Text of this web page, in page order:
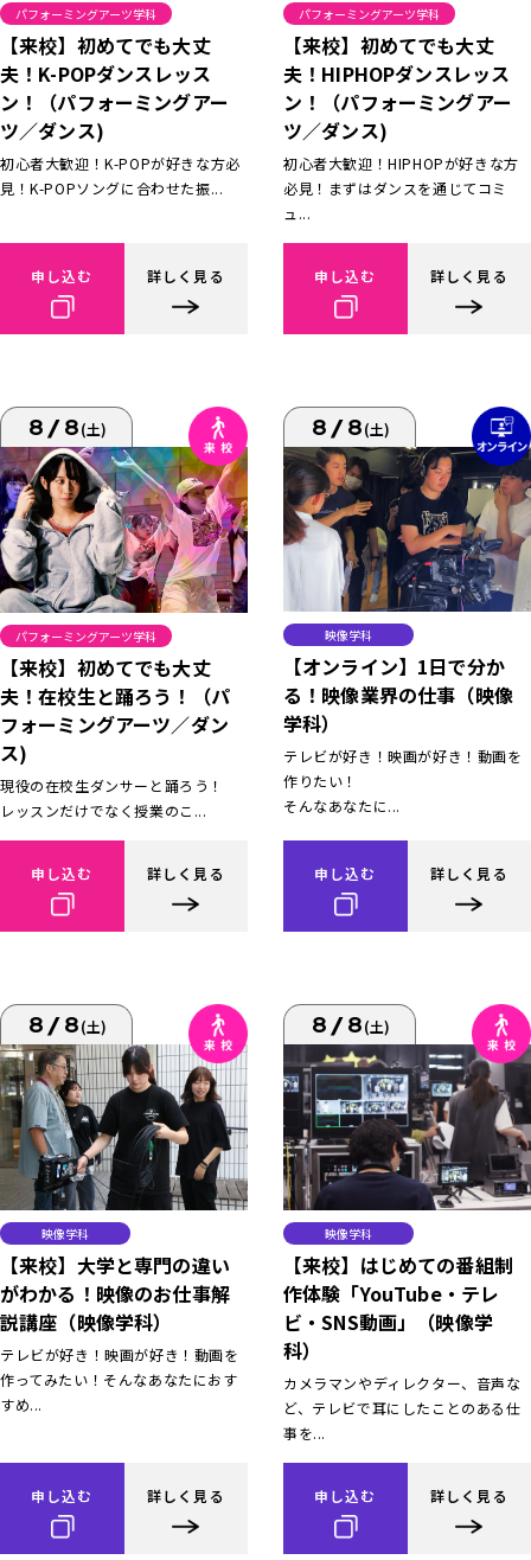
パフォーミングアーツ学科
【来校】初めてでも大丈
夫！K-POPダンスレッス
ン！（パフォーミングアー
ツ／ダンス)
初心者大歓迎！K-POPが好きな方必
見！K-POPソングに合わせた振...
申し込む 詳しく見る
パフォーミングアーツ学科
【来校】初めてでも大丈
夫！HIPHOPダンスレッス
ン！（パフォーミングアー
ツ／ダンス)
初心者大歓迎！HIPHOPが好きな方
必見！まずはダンスを通じてコミ
ュ...
申し込む 詳しく見る
8/8(土)
パフォーミングアーツ学科
【来校】初めてでも大丈
夫！在校生と踊ろう！（パ
フォーミングアーツ／ダン
ス)
現役の在校生ダンサーと踊ろう！
レッスンだけでなく授業のこ...
申し込む 詳しく見る
8/8(土)
映像学科
【オンライン】1日で分か
る！映像業界の仕事（映像
学科）
テレビが好き！映画が好き！動画を
作りたい！
そんなあなたに...
申し込む 詳しく見る
8/8(土)
映像学科
【来校】大学と専門の違い
がわかる！映像のお仕事解
説講座（映像学科）
テレビが好き！映画が好き！動画を
作ってみたい！そんなあなたにおす
すめ...
申し込む 詳しく見る
8/8(土)
映像学科
【来校】はじめての番組制
作体験「YouTube・テレ
ビ・SNS動画」（映像学
科）
カメラマンやディレクター、音声な
ど、テレビで耳にしたことのある仕
事を...
申し込む 詳しく見る